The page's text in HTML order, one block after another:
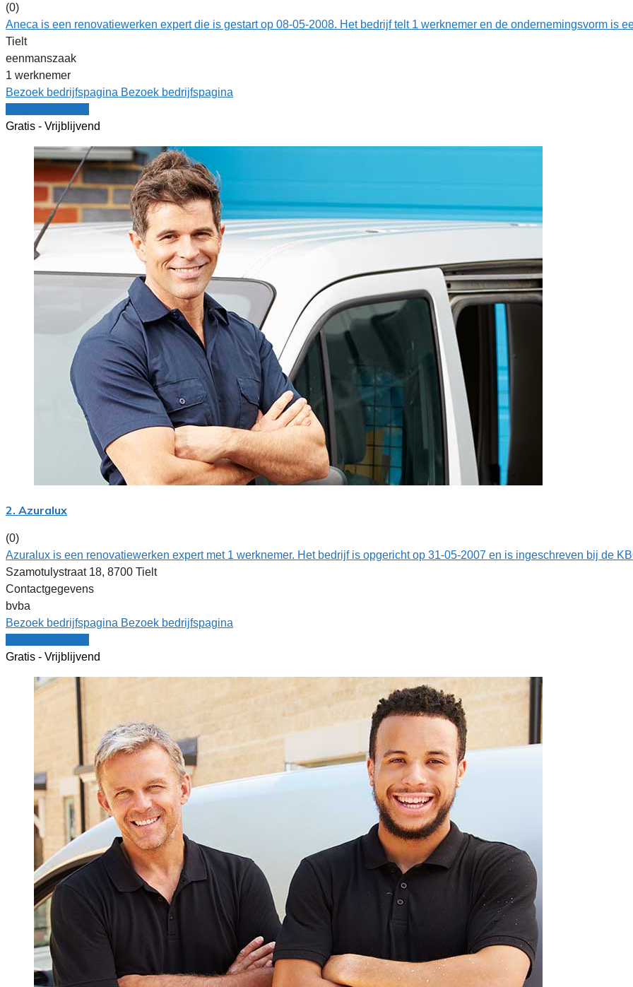
(0)
Aneca is een renovatiewerken expert die is gestart op 08-05-2008. Het bedrijf telt 1 werknemer en de ondernemingsvorm is
Tielt
eenmanszaak
1 werknemer
Bezoek bedrijfspagina Bezoek bedrijfspagina
Gratis - Vrijblijvend
2. Azuralux
(0)
Azuralux is een renovatiewerken expert met 1 werknemer. Het bedrijf is opgericht op 31-05-2007 en is ingeschreven bij de
Szamotulystraat 18, 8700 Tielt
Contactgegevens
bvba
Bezoek bedrijfspagina Bezoek bedrijfspagina
Gratis - Vrijblijvend